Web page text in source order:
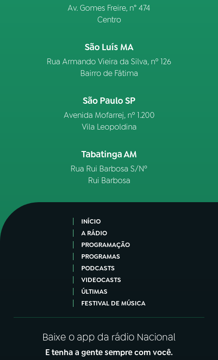
Av. Gomes Freire, n° 474
Centro
São Luís MA
Rua Armando Vieira da Silva, nº 126
Bairro de Fátima
São Paulo SP
Avenida Mofarrej, nº 1.200
Vila Leopoldina
Tabatinga AM
Rua Rui Barbosa S/Nº
Rui Barbosa
INÍCIO
A RÁDIO
PROGRAMAÇÃO
PROGRAMAS
PODCASTS
VIDEOCASTS
ÚLTIMAS
FESTIVAL DE MÚSICA
Baixe o app da rádio Nacional
E tenha a gente sempre com você.